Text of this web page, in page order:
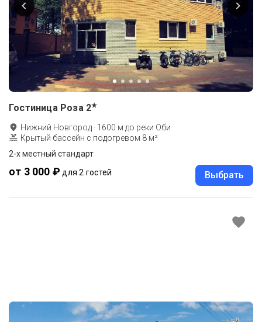
Гостиница Роза 2★
Нижний Новгород · 1600 м до реки Оби
Крытый бассейн с подогревом 8 м²
2-x местный стандарт
от 3 000 ₽ для 2 гостей Выбрать